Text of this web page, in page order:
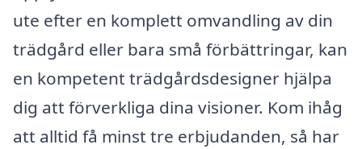
ute efter en komplett omvandling av din
trädgård eller bara små förbättringar, kan
en kompetent trädgårdsdesigner hjälpa
dig att förverkliga dina visioner. Kom ihåg
att alltid få minst tre erbjudanden, så har